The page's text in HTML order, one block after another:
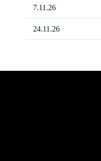
7.11.26
24.11.26